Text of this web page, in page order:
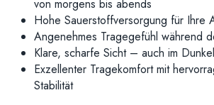
von morgens bis abends
Hohe Sauerstoffversorgung für Ihre
Angenehmes Tragegefühl während
Klare, scharfe Sicht – auch im
Exzellenter Tragekomfort mit
Stabilität